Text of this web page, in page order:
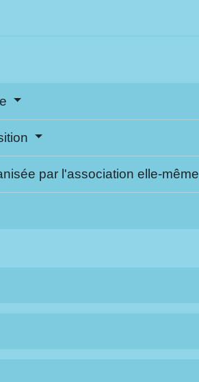
par l'association elle-même